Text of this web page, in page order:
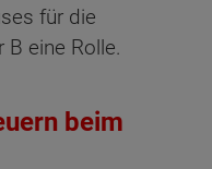
für die
B eine Rolle.
beim